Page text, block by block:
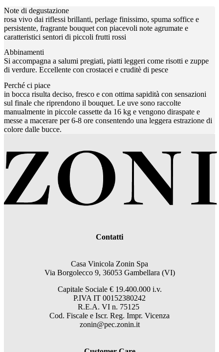
Note di degustazione
rosa vivo dai riflessi brillanti, perlage finissimo, spuma soffice e
persistente, fragrante bouquet con piacevoli note agrumate e
caratteristici sentori di piccoli frutti rossi
Abbinamenti
Si accompagna a salumi pregiati, piatti leggeri come risotti e zuppe
di verdure. Eccellente con crostacei e cruditè di pesce
Perché ci piace
in bocca risulta deciso, fresco e con ottima sapidità con sensazioni
sul finale che riprendono il bouquet. Le uve sono raccolte
manualmente in piccole cassette da 16 kg e vengono diraspate e
messe a macerare per 6-8 ore consentendo una leggera estrazione di
colore dalle bucce.
Contatti
Casa Vinicola Zonin Spa
Via Borgolecco 9, 36053 Gambellara (VI)
Capitale Sociale € 19.400.000 i.v.
P.IVA IT 00152380242
R.E.A. VI n. 75125
Cod. Fiscale e Iscr. Reg. Impr. Vicenza
zonin@pec.zonin.it